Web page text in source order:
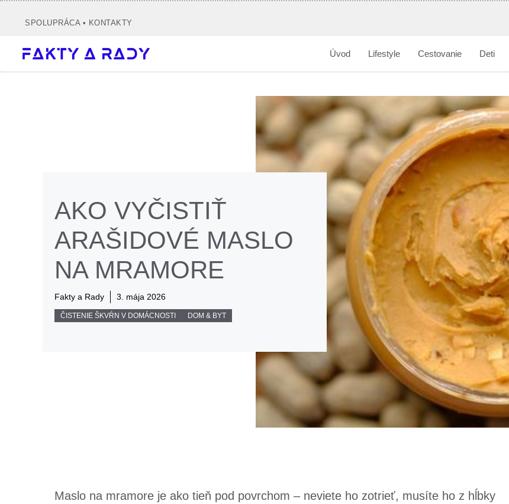
SPOLUPRÁCA• KONTAKTY
Úvod Lifestyle Cestovanie Deti
AKO VYČISTIŤ
ARAŠIDOVÉ MASLO
NA MRAMORE
Fakty a Rady 3. mája 2026
ČISTENIE ŠKVŔN V DOMÁCNOSTI DOM & BYT
Maslo na mramore je ako tieň pod povrchom – neviete ho zotrieť, musíte ho z hĺbky